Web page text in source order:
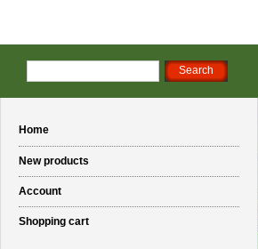
Home
New products
Account
Shopping cart